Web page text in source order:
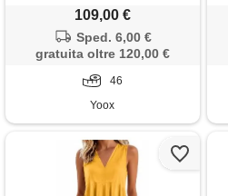
109,00 €
Sped. 6,00 €
gratuita oltre 120,00 €
46
Yoox